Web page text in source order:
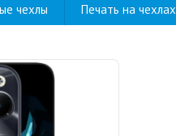
чехлы Печать на чехлах